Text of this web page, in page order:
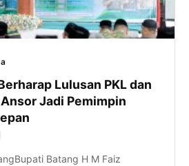
Lulusan PKL dan
Ansor Jadi Pemimpin
Batang H M Faiz